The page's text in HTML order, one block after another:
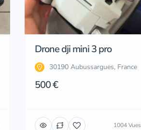
Drone dji mini 3 pro
30190 Aubussargues, France
500 €
1004 Vues